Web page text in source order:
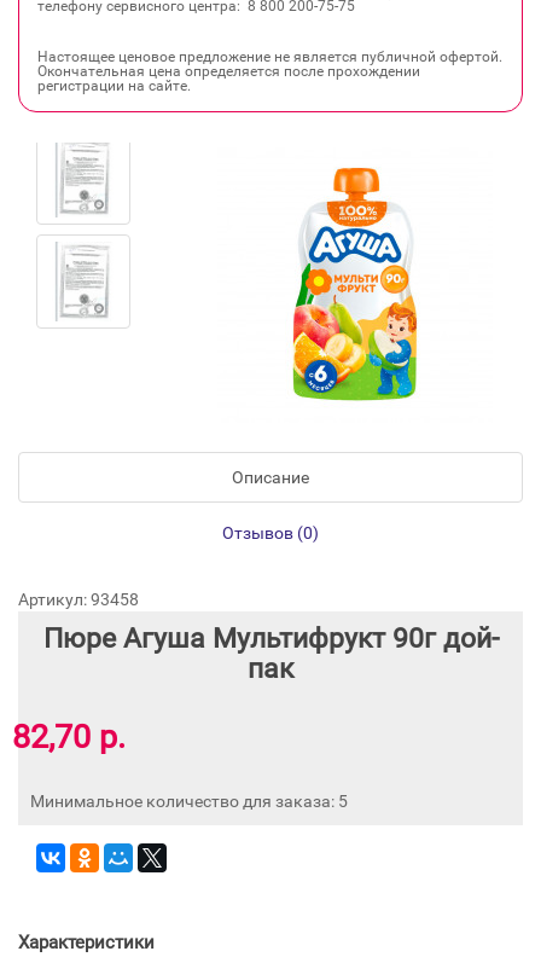
телефону сервисного центра: 8 800 200‐75‐75
Настоящее ценовое предложение не является публичной офертой.
Окончательная цена определяется после прохождении
регистрации на сайте.
Описание
Отзывов (0)
Артикул: 93458
Пюре Агуша Мультифрукт 90г дой-
пак
82,70 р.
Минимальное количество для заказа: 5
Характеристики